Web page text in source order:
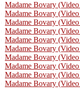
Madame Bovary
Madame Bovary
Madame Bovary
Madame Bovary
Madame Bovary
Madame Bovary
Madame Bovary
Madame Bovary
Madame Bovary
Madame Bovary (Video